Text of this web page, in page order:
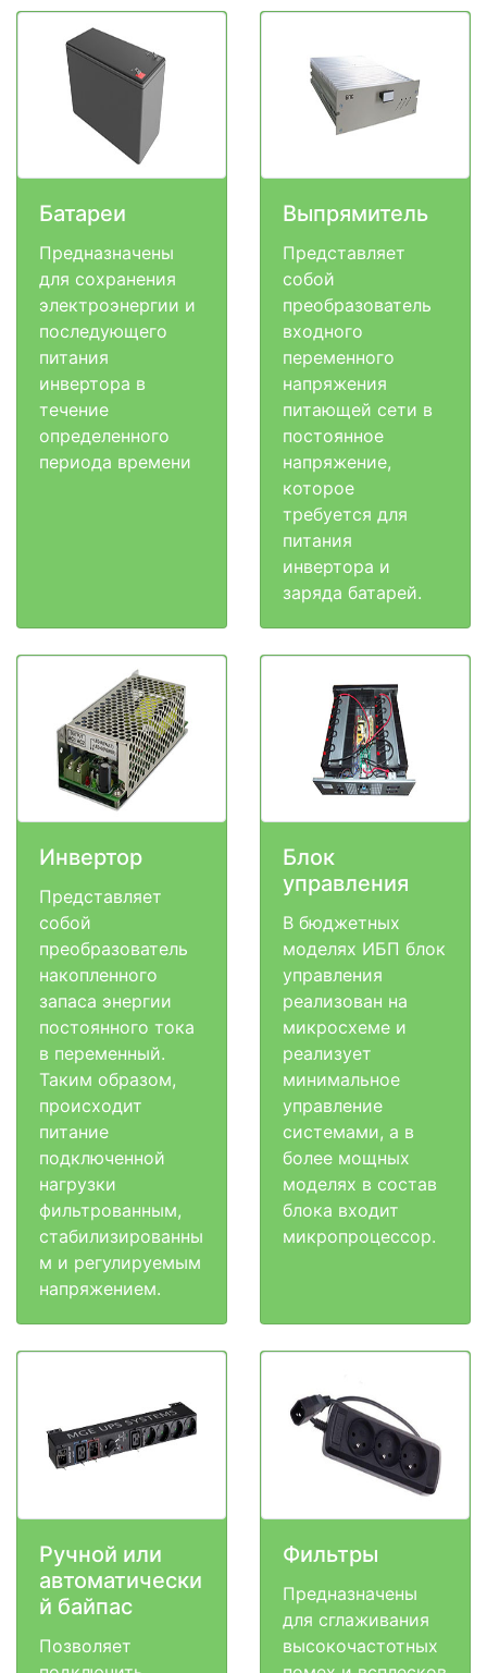
Батареи
Предназначены
для сохранения
электроэнергии и
последующего
питания
инвертора в
течение
определенного
периода времени
Выпрямитель
Представляет
собой
преобразователь
входного
переменного
напряжения
питающей сети в
постоянное
напряжение,
которое
требуется для
питания
инвертора и
заряда батарей.
Инвертор
Представляет
собой
преобразователь
накопленного
запаса энергии
постоянного тока
в переменный.
Таким образом,
происходит
питание
подключенной
нагрузки
фильтрованным,
стабилизированны
м и регулируемым
напряжением.
Блок
управления
В бюджетных
моделях ИБП блок
управления
реализован на
микросхеме и
реализует
минимальное
управление
системами, а в
более мощных
моделях в состав
блока входит
микропроцессор.
Ручной или
автоматически
й байпас
Позволяет
Фильтры
Предназначены
для сглаживания
высокочастотных